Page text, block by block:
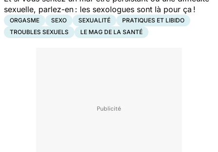
sexuelle, parlez-en : les sexologues sont là pour ça !
ORGASME SEXO SEXUALITÉ
PRATIQUES ET LIBIDO
TROUBLES SEXUELS
LE MAG DE LA SANTÉ